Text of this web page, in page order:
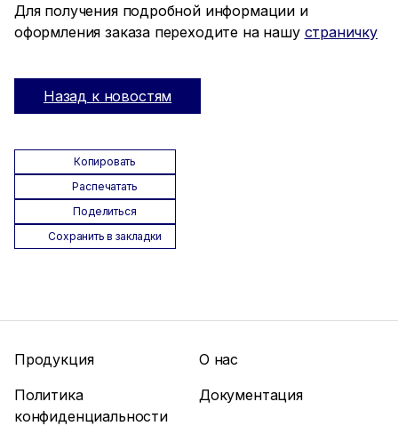
Для получения подробной информации и
оформления заказа переходите на нашу страничку
Назад к новостям
Копировать
Распечатать
Поделиться
Сохранить в закладки
Продукция
О нас
Политика
конфиденциальности
Документация